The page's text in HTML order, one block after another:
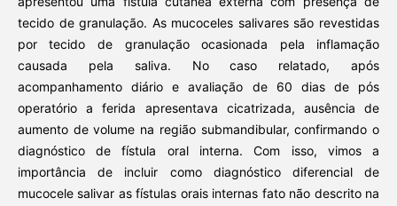
tecido de granulação. As mucoceles salivares são revestidas
por tecido de granulação ocasionada pela inflamação
causada pela saliva. No caso relatado, após
acompanhamento diário e avaliação de 60 dias de pós
operatório a ferida apresentava cicatrizada, ausência de
aumento de volume na região submandibular, confirmando o
diagnóstico de fístula oral interna. Com isso, vimos a
importância de incluir como diagnóstico diferencial de
mucocele salivar as fístulas orais internas fato não descrito na